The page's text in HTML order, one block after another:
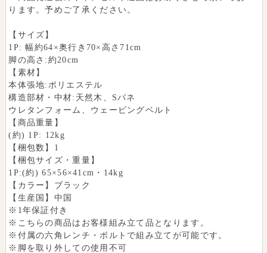
ります。予めご了承ください。
【サイズ】
1P: 幅約64×奥行き70×高さ71cm
脚の高さ:約20cm
【素材】
本体張地:ポリエステル
構造部材・中材:天然木、Sバネ
ウレタンフォーム、ウェービングベルト
【商品重量】
(約) 1P: 12kg
【梱包数】1
【梱包サイズ・重量】
1P:(約) 65×56×41cm・14kg
【カラー】ブラック
【生産国】中国
※1年保証付き
※こちらの商品はお客様組み立て品となります。
※付属の六角レンチ・ボルトで組み立てが可能です。
※脚を取り外しての使用不可